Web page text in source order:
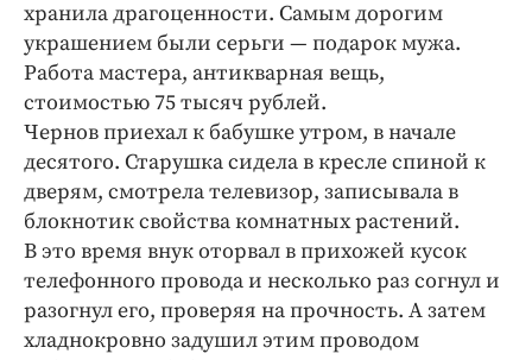
хранила драгоценности. Самым дорогим
украшением были серьги — подарок мужа.
Работа мастера, антикварная вещь,
стоимостью 75 тысяч рублей.
Чернов приехал к бабушке утром, в начале
десятого. Старушка сидела в кресле спиной к
дверям, смотрела телевизор, записывала в
блокнотик свойства комнатных растений.
В это время внук оторвал в прихожей кусок
телефонного провода и несколько раз согнул и
разогнул его, проверяя на прочность. А затем
хладнокровно задушил этим проводом